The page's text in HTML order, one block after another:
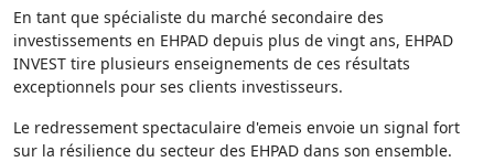
En tant que spécialiste du marché secondaire des
investissements en EHPAD depuis plus de vingt ans, EHPAD
INVEST tire plusieurs enseignements de ces résultats
exceptionnels pour ses clients investisseurs.
Le redressement spectaculaire d'emeis envoie un signal fort
sur la résilience du secteur des EHPAD dans son ensemble.